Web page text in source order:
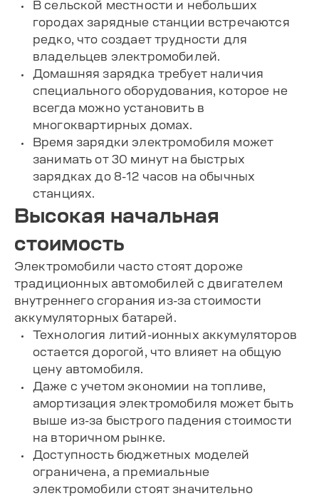
В сельской местности и небольших
городах зарядные станции встречаются
редко, что создает трудности для
владельцев электромобилей.
Домашняя зарядка требует наличия
специального оборудования, которое не
всегда можно установить в
многоквартирных домах.
Время зарядки электромобиля может
занимать от 30 минут на быстрых
зарядках до 8-12 часов на обычных
станциях.
Высокая начальная
стоимость
Электромобили часто стоят дороже
традиционных автомобилей с двигателем
внутреннего сгорания из-за стоимости
аккумуляторных батарей.
Технология литий-ионных аккумуляторов
остается дорогой, что влияет на общую
цену автомобиля.
Даже с учетом экономии на топливе,
амортизация электромобиля может быть
выше из-за быстрого падения стоимости
на вторичном рынке.
Доступность бюджетных моделей
ограничена, а премиальные
электромобили стоят значительно